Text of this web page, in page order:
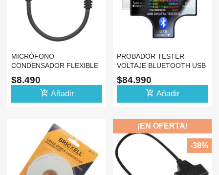
MICRÓFONO
CONDENSADOR FLEXIBLE
OMNIDIRECCIONAL JACK
3.5MM
$8.490
add_shopping_cart Añadir
PROBADOR TESTER
VOLTAJE BLUETOOTH USB
MEDIDOR 12 EN 1
$84.990
add_shopping_cart Añadir
¡EN OFERTA!
-38%